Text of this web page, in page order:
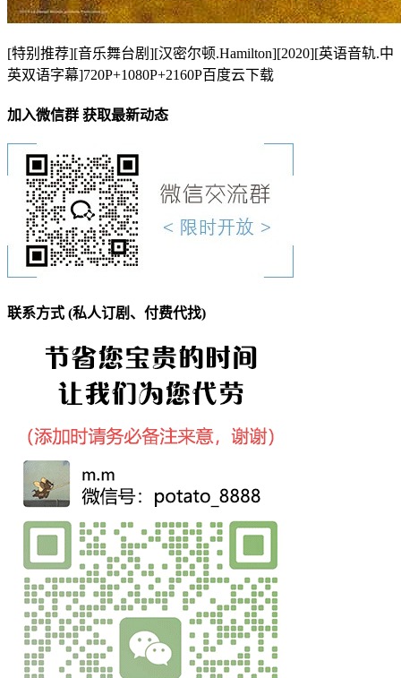
[特别推荐][音乐舞台剧][汉密尔顿.Hamilton][2020][英语音轨.中
英双语字幕]720P+1080P+2160P百度云下载
加入微信群 获取最新动态
联系方式 (私人订剧、付费代找)